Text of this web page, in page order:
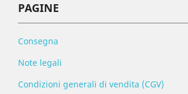
PAGINE
Consegna
Note legali
Condizioni generali di vendita (CGV)